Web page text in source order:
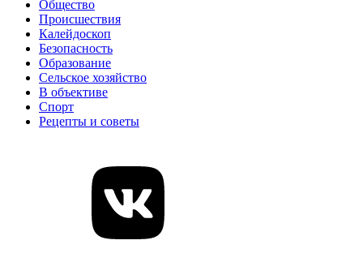
Общество
Происшествия
Калейдоскоп
Безопасность
Образование
Сельское хозяйство
В объективе
Спорт
Рецепты и советы